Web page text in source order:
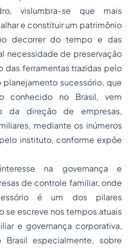
vislumbra-se que mais
e constituir um patrimônio
decorrer do tempo e das
necessidade de preservação
das ferramentas trazidas pelo
sucessório, que
conhecido no Brasil, vem
da direção de empresas,
mediante os inúmeros
instituto, conforme expõe
na governança e
de controle familiar, onde
é um dos pilares
se escreve nos tempos atuais
e governança corporativa,
especialmente, sobre